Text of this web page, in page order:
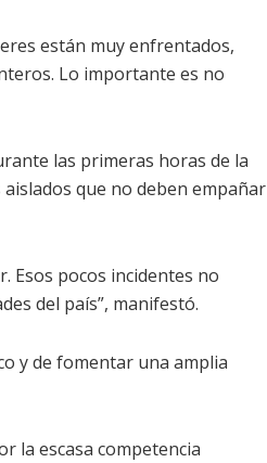
están muy enfrentados,
Lo importante es no
las primeras horas de la
que no deben empañar
Esos pocos incidentes no
del país”, manifestó.
y de fomentar una amplia
la escasa competencia